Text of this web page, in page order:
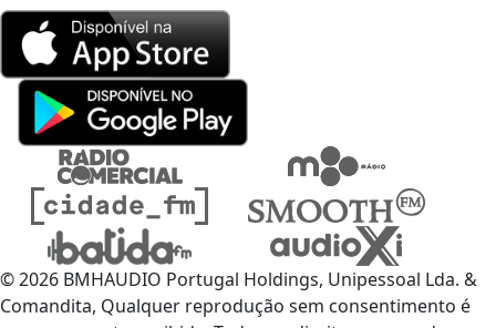
© 2026 BMHAUDIO Portugal Holdings, Unipessoal Lda. &
Comandita, Qualquer reprodução sem consentimento é